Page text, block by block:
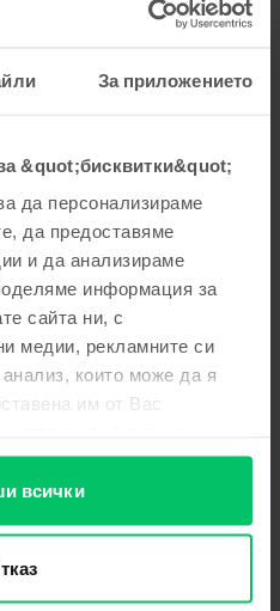
За приложението
&quot;бисквитки&quot;
да персонализираме
да предоставяме
и да анализираме
информация за
сайта ни, с
медии, рекламните си
които може да я
им от Вас
на услугите им.
всички
2026
Titanium, 256 GB, Много добро
Радваме се, че сте доволни
за доверието и Ви
Titanium, 256 GB, Като нов
Радваме се, че сте останали